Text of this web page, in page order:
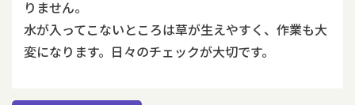
りません。
水が入ってこないところは草が生えやすく、作業も大
変になります。日々のチェックが大切です。